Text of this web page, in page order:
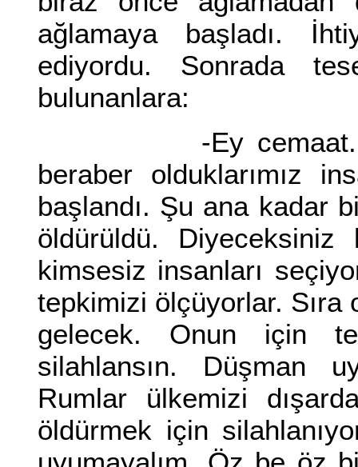
ağlamaya başladı.
ediyordu. Sonrada
bulunanlara:
-Ey cemaat.
beraber olduklarımız
başlandı. Şu ana kadar
öldürüldü.
kimsesiz insanları
tepkimizi ölçüyorlar. Sıra
gelecek. Onun için
silahlansın. Düşman
Rumlar ülkemizi
öldürmek için